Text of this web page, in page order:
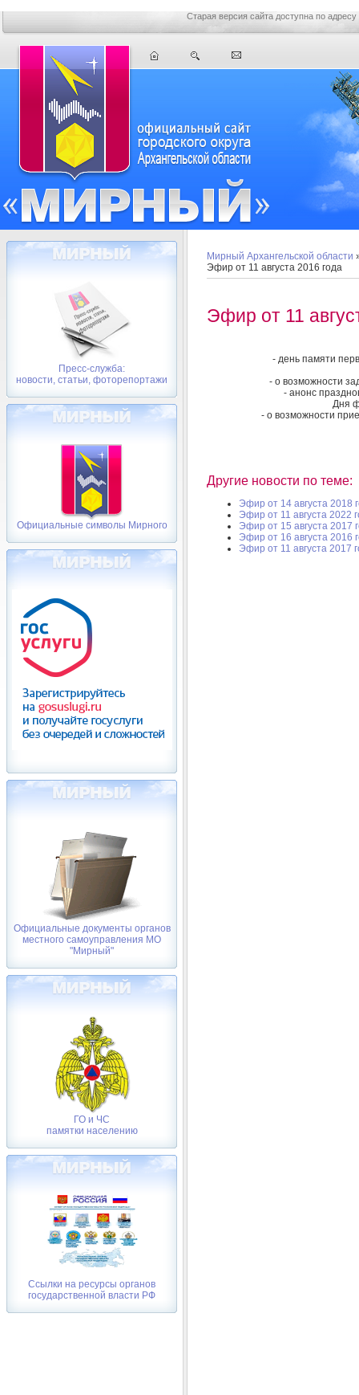
Старая версия сайта доступна по адресу
Пресс-служба:
новости, статьи, фоторепортажи
Официальные символы Мирного
Официальные документы органов
местного самоуправления МО
"Мирный"
ГО и ЧС
памятки населению
Ссылки на ресурсы органов
государственной власти РФ
Мирный Архангельской области
Эфир от 11 августа 2016 года
Эфир от 11
- день памяти
- о возможности
- анонс
Дня
- о возможности
Другие новости по теме:
Эфир от 14 августа 2018
Эфир от 11 августа 2022
Эфир от 15 августа 2017
Эфир от 16 августа 2016
Эфир от 11 августа 2017